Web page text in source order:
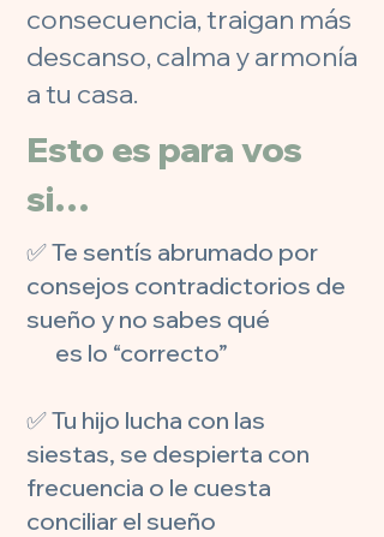
consecuencia, traigan más
descanso, calma y armonía
a tu casa.
Esto es para vos
si…
✅ Te sentís abrumado por
consejos contradictorios de
sueño y no sabes qué
es lo “correcto”
✅ Tu hijo lucha con las
siestas, se despierta con
frecuencia o le cuesta
conciliar el sueño